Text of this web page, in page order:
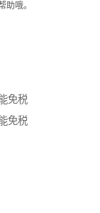
助哦。
免税
免税